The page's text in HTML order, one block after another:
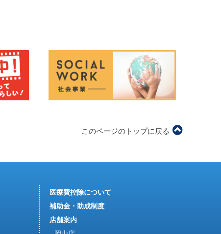
このページのトップに戻る
医療費控除について
補助金・助成制度
店舗案内